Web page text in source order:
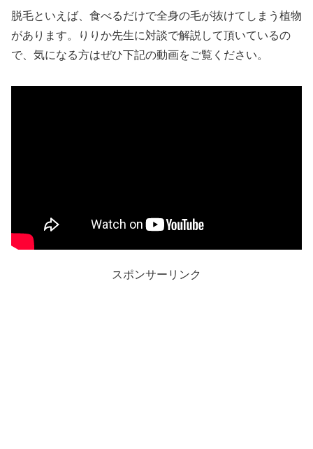
脱毛といえば、食べるだけで全身の毛が抜けてしまう植物
があります。りりか先生に対談で解説して頂いているの
で、気になる方はぜひ下記の動画をご覧ください。
スポンサーリンク